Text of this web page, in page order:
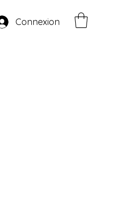
Connexion